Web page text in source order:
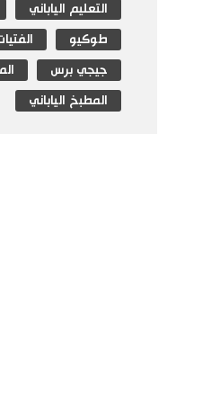
التعليم الياباني
طوكيو
جيجي برس
المطبخ الياباني